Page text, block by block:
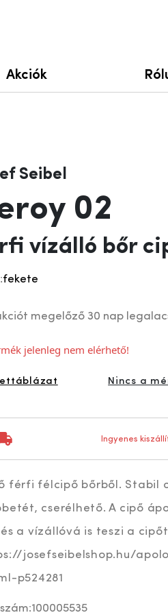
Akciók
Seibel
02
vízálló bőr
fekete
megelőző 30 nap
jelenleg nem elérhető!
Nincs a
Ingyenes
férfi félcipő bőrből. Stabil
cserélhető. A cipő
a vízállóvá is teszi a
josefseibelshop.hu/
p524281
100005535